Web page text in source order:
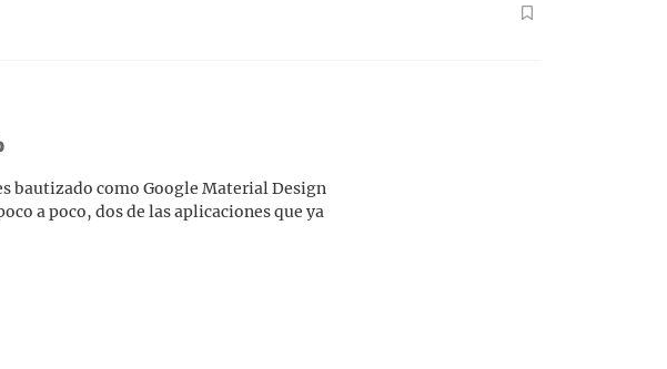
bautizado como Google Material Design
a poco, dos de las aplicaciones que ya